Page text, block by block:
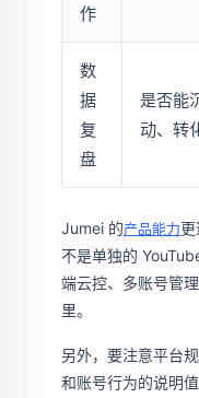
作
数
据
复
盘
是否能
动、转
Jumei 的产品能力
不是单独的
端云控、多账号管
里。
另外，要注意平台
和账号行为的说明